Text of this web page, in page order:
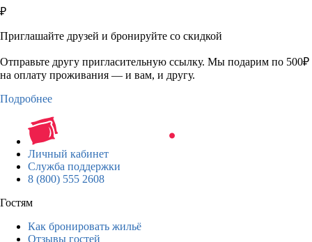
₽
Приглашайте друзей и бронируйте со скидкой
Отправьте другу пригласительную ссылку. Мы подарим по 500₽
на оплату проживания — и вам, и другу.
Подробнее
Личный кабинет
Служба поддержки
8 (800) 555 2608
Гостям
Как бронировать жильё
Отзывы гостей